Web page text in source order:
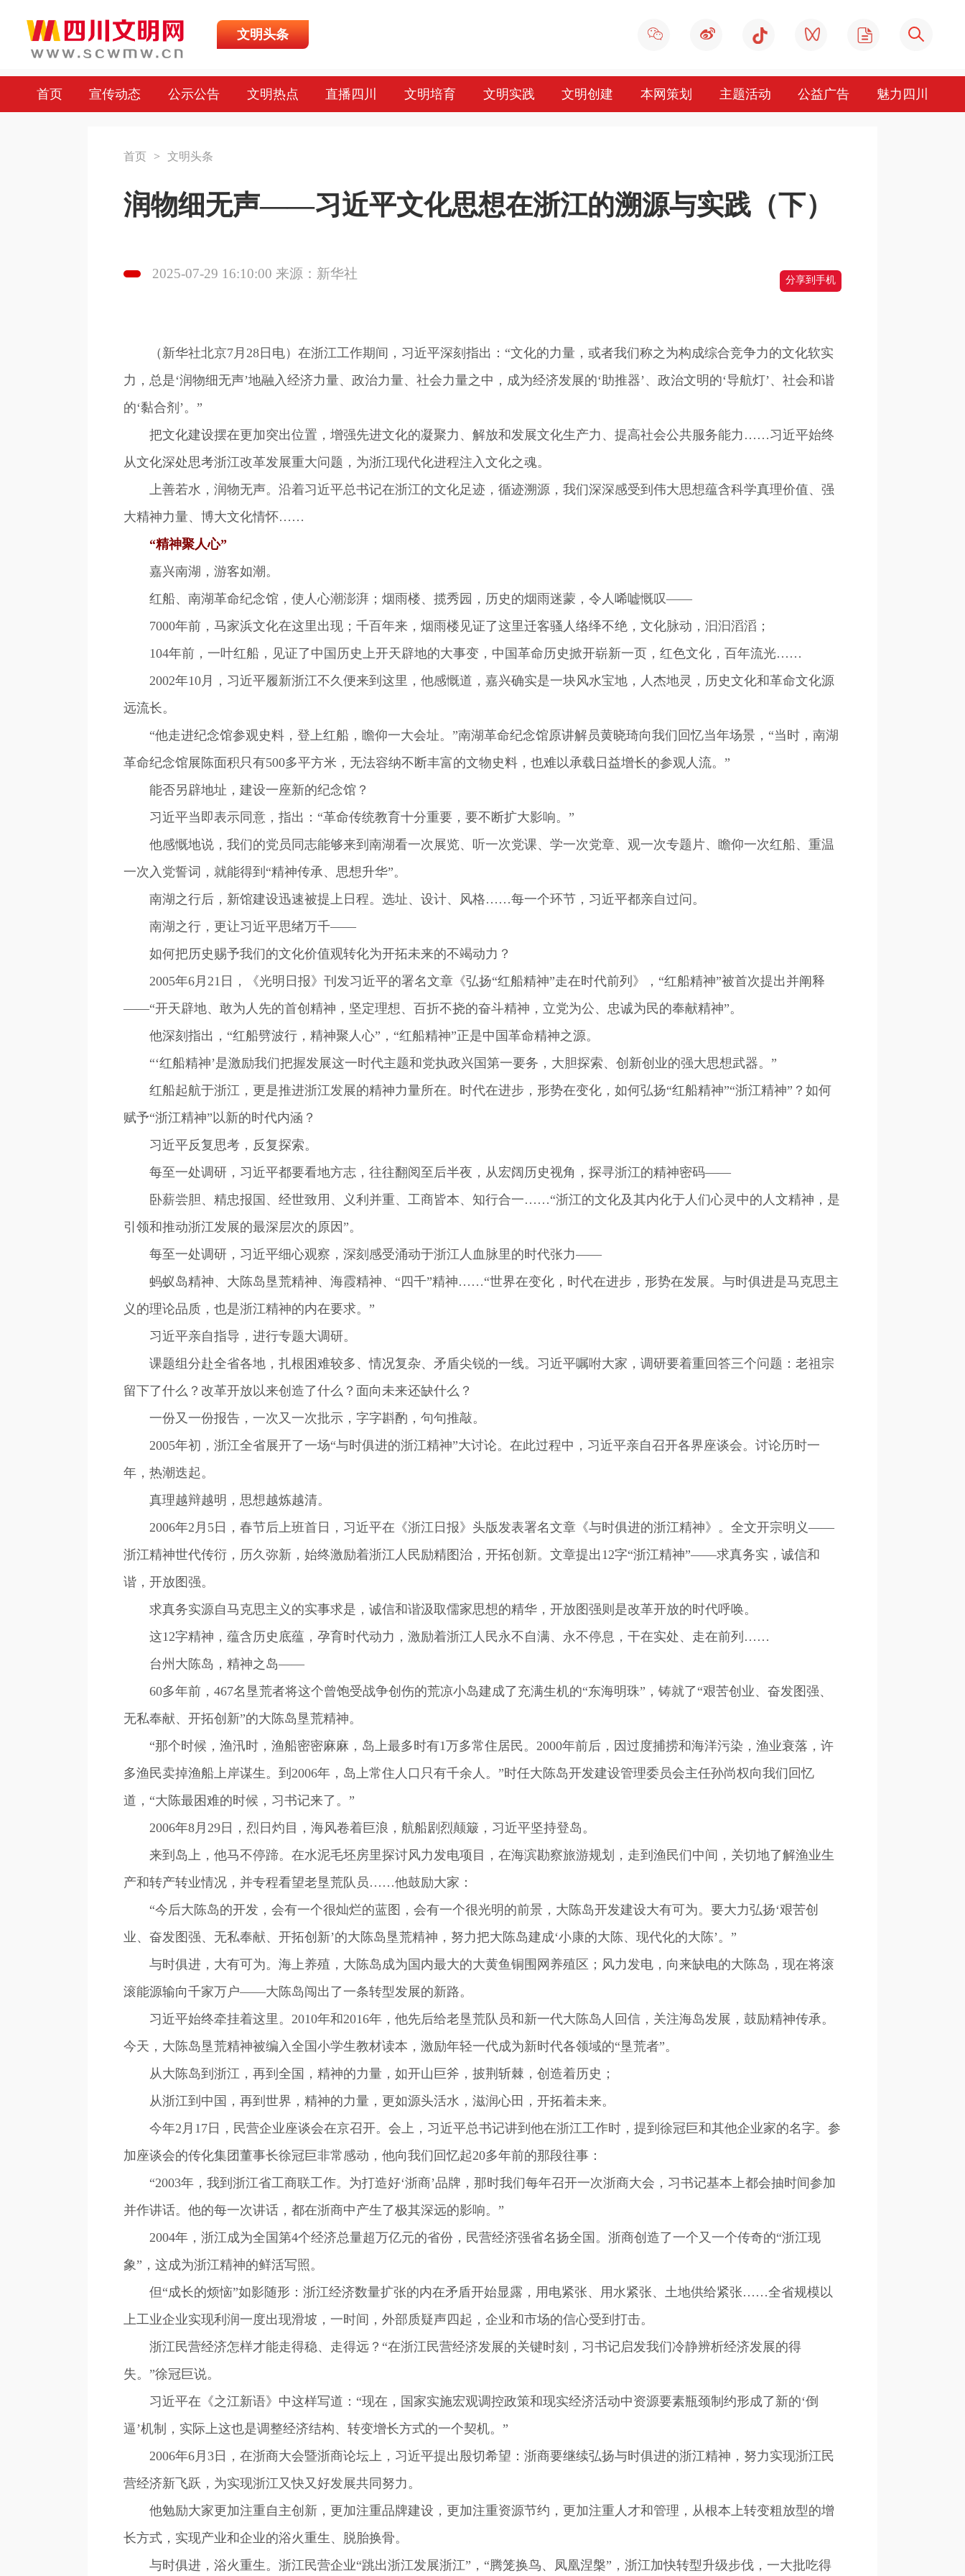
文明头条
首页 宣传动态 公示公告 文明热点 直播四川 文明培育 文明实践 文明创建 本网策划 主题活动 公益广告 魅力四川
首页 > 文明头条
润物细无声——习近平文化思想在浙江的溯源与实践（下）
2025-07-29 16:10:00 来源：新华社 分享到手机
（新华社北京7月28日电）在浙江工作期间，习近平深刻指出：“文化的力量，或者我们称之为构成综合竞争力的文化软实
力，总是‘润物细无声’地融入经济力量、政治力量、社会力量之中，成为经济发展的‘助推器’、政治文明的‘导航灯’、社会和谐
的‘黏合剂’。”
把文化建设摆在更加突出位置，增强先进文化的凝聚力、解放和发展文化生产力、提高社会公共服务能力……习近平始终
从文化深处思考浙江改革发展重大问题，为浙江现代化进程注入文化之魂。
上善若水，润物无声。沿着习近平总书记在浙江的文化足迹，循迹溯源，我们深深感受到伟大思想蕴含科学真理价值、强
大精神力量、博大文化情怀……
“精神聚人心”
嘉兴南湖，游客如潮。
红船、南湖革命纪念馆，使人心潮澎湃；烟雨楼、揽秀园，历史的烟雨迷蒙，令人唏嘘慨叹——
7000年前，马家浜文化在这里出现；千百年来，烟雨楼见证了这里迁客骚人络绎不绝，文化脉动，汩汩滔滔；
104年前，一叶红船，见证了中国历史上开天辟地的大事变，中国革命历史掀开崭新一页，红色文化，百年流光……
2002年10月，习近平履新浙江不久便来到这里，他感慨道，嘉兴确实是一块风水宝地，人杰地灵，历史文化和革命文化源
远流长。
“他走进纪念馆参观史料，登上红船，瞻仰一大会址。”南湖革命纪念馆原讲解员黄晓琦向我们回忆当年场景，“当时，南湖
革命纪念馆展陈面积只有500多平方米，无法容纳不断丰富的文物史料，也难以承载日益增长的参观人流。”
能否另辟地址，建设一座新的纪念馆？
习近平当即表示同意，指出：“革命传统教育十分重要，要不断扩大影响。”
他感慨地说，我们的党员同志能够来到南湖看一次展览、听一次党课、学一次党章、观一次专题片、瞻仰一次红船、重温
一次入党誓词，就能得到“精神传承、思想升华”。
南湖之行后，新馆建设迅速被提上日程。选址、设计、风格……每一个环节，习近平都亲自过问。
南湖之行，更让习近平思绪万千——
如何把历史赐予我们的文化价值观转化为开拓未来的不竭动力？
2005年6月21日，《光明日报》刊发习近平的署名文章《弘扬“红船精神”走在时代前列》，“红船精神”被首次提出并阐释
——“开天辟地、敢为人先的首创精神，坚定理想、百折不挠的奋斗精神，立党为公、忠诚为民的奉献精神”。
他深刻指出，“红船劈波行，精神聚人心”，“红船精神”正是中国革命精神之源。
“‘红船精神’是激励我们把握发展这一时代主题和党执政兴国第一要务，大胆探索、创新创业的强大思想武器。”
红船起航于浙江，更是推进浙江发展的精神力量所在。时代在进步，形势在变化，如何弘扬“红船精神”“浙江精神”？如何
赋予“浙江精神”以新的时代内涵？
习近平反复思考，反复探索。
每至一处调研，习近平都要看地方志，往往翻阅至后半夜，从宏阔历史视角，探寻浙江的精神密码——
卧薪尝胆、精忠报国、经世致用、义利并重、工商皆本、知行合一……“浙江的文化及其内化于人们心灵中的人文精神，是
引领和推动浙江发展的最深层次的原因”。
每至一处调研，习近平细心观察，深刻感受涌动于浙江人血脉里的时代张力——
蚂蚁岛精神、大陈岛垦荒精神、海霞精神、“四千”精神……“世界在变化，时代在进步，形势在发展。与时俱进是马克思主
义的理论品质，也是浙江精神的内在要求。”
习近平亲自指导，进行专题大调研。
课题组分赴全省各地，扎根困难较多、情况复杂、矛盾尖锐的一线。习近平嘱咐大家，调研要着重回答三个问题：老祖宗
留下了什么？改革开放以来创造了什么？面向未来还缺什么？
一份又一份报告，一次又一次批示，字字斟酌，句句推敲。
2005年初，浙江全省展开了一场“与时俱进的浙江精神”大讨论。在此过程中，习近平亲自召开各界座谈会。讨论历时一
年，热潮迭起。
真理越辩越明，思想越炼越清。
2006年2月5日，春节后上班首日，习近平在《浙江日报》头版发表署名文章《与时俱进的浙江精神》。全文开宗明义——
浙江精神世代传衍，历久弥新，始终激励着浙江人民励精图治，开拓创新。文章提出12字“浙江精神”——求真务实，诚信和
谐，开放图强。
求真务实源自马克思主义的实事求是，诚信和谐汲取儒家思想的精华，开放图强则是改革开放的时代呼唤。
这12字精神，蕴含历史底蕴，孕育时代动力，激励着浙江人民永不自满、永不停息，干在实处、走在前列……
台州大陈岛，精神之岛——
60多年前，467名垦荒者将这个曾饱受战争创伤的荒凉小岛建成了充满生机的“东海明珠”，铸就了“艰苦创业、奋发图强、
无私奉献、开拓创新”的大陈岛垦荒精神。
“那个时候，渔汛时，渔船密密麻麻，岛上最多时有1万多常住居民。2000年前后，因过度捕捞和海洋污染，渔业衰落，许
多渔民卖掉渔船上岸谋生。到2006年，岛上常住人口只有千余人。”时任大陈岛开发建设管理委员会主任孙尚权向我们回忆
道，“大陈最困难的时候，习书记来了。”
2006年8月29日，烈日灼目，海风卷着巨浪，航船剧烈颠簸，习近平坚持登岛。
来到岛上，他马不停蹄。在水泥毛坯房里探讨风力发电项目，在海滨勘察旅游规划，走到渔民们中间，关切地了解渔业生
产和转产转业情况，并专程看望老垦荒队员……他鼓励大家：
“今后大陈岛的开发，会有一个很灿烂的蓝图，会有一个很光明的前景，大陈岛开发建设大有可为。要大力弘扬‘艰苦创
业、奋发图强、无私奉献、开拓创新’的大陈岛垦荒精神，努力把大陈岛建成‘小康的大陈、现代化的大陈’。”
与时俱进，大有可为。海上养殖，大陈岛成为国内最大的大黄鱼铜围网养殖区；风力发电，向来缺电的大陈岛，现在将滚
滚能源输向千家万户——大陈岛闯出了一条转型发展的新路。
习近平始终牵挂着这里。2010年和2016年，他先后给老垦荒队员和新一代大陈岛人回信，关注海岛发展，鼓励精神传承。
今天，大陈岛垦荒精神被编入全国小学生教材读本，激励年轻一代成为新时代各领域的“垦荒者”。
从大陈岛到浙江，再到全国，精神的力量，如开山巨斧，披荆斩棘，创造着历史；
从浙江到中国，再到世界，精神的力量，更如源头活水，滋润心田，开拓着未来。
今年2月17日，民营企业座谈会在京召开。会上，习近平总书记讲到他在浙江工作时，提到徐冠巨和其他企业家的名字。参
加座谈会的传化集团董事长徐冠巨非常感动，他向我们回忆起20多年前的那段往事：
“2003年，我到浙江省工商联工作。为打造好‘浙商’品牌，那时我们每年召开一次浙商大会，习书记基本上都会抽时间参加
并作讲话。他的每一次讲话，都在浙商中产生了极其深远的影响。”
2004年，浙江成为全国第4个经济总量超万亿元的省份，民营经济强省名扬全国。浙商创造了一个又一个传奇的“浙江现
象”，这成为浙江精神的鲜活写照。
但“成长的烦恼”如影随形：浙江经济数量扩张的内在矛盾开始显露，用电紧张、用水紧张、土地供给紧张……全省规模以
上工业企业实现利润一度出现滑坡，一时间，外部质疑声四起，企业和市场的信心受到打击。
浙江民营经济怎样才能走得稳、走得远？“在浙江民营经济发展的关键时刻，习书记启发我们冷静辨析经济发展的得
失。”徐冠巨说。
习近平在《之江新语》中这样写道：“现在，国家实施宏观调控政策和现实经济活动中资源要素瓶颈制约形成了新的‘倒
逼’机制，实际上这也是调整经济结构、转变增长方式的一个契机。”
2006年6月3日，在浙商大会暨浙商论坛上，习近平提出殷切希望：浙商要继续弘扬与时俱进的浙江精神，努力实现浙江民
营经济新飞跃，为实现浙江又快又好发展共同努力。
他勉励大家更加注重自主创新，更加注重品牌建设，更加注重资源节约，更加注重人才和管理，从根本上转变粗放型的增
长方式，实现产业和企业的浴火重生、脱胎换骨。
与时俱进，浴火重生。浙江民营企业“跳出浙江发展浙江”，“腾笼换鸟、凤凰涅槃”，浙江加快转型升级步伐，一大批吃得